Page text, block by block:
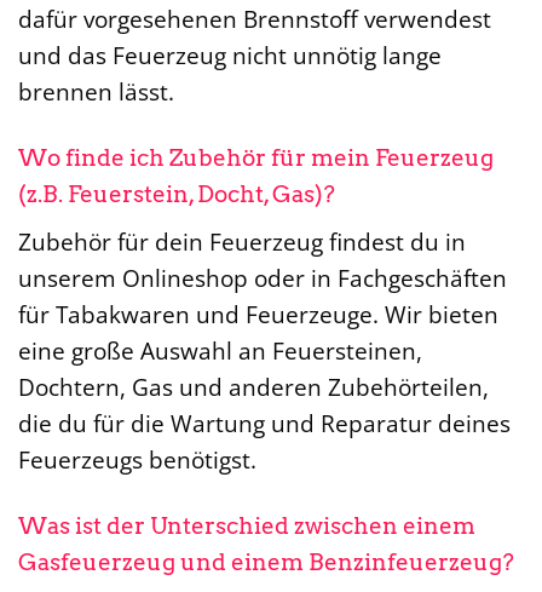
dafür vorgesehenen Brennstoff verwendest
und das Feuerzeug nicht unnötig lange
brennen lässt.
Wo finde ich Zubehör für mein Feuerzeug
(z.B. Feuerstein, Docht, Gas)?
Zubehör für dein Feuerzeug findest du in
unserem Onlineshop oder in Fachgeschäften
für Tabakwaren und Feuerzeuge. Wir bieten
eine große Auswahl an Feuersteinen,
Dochtern, Gas und anderen Zubehörteilen,
die du für die Wartung und Reparatur deines
Feuerzeugs benötigst.
Was ist der Unterschied zwischen einem
Gasfeuerzeug und einem Benzinfeuerzeug?